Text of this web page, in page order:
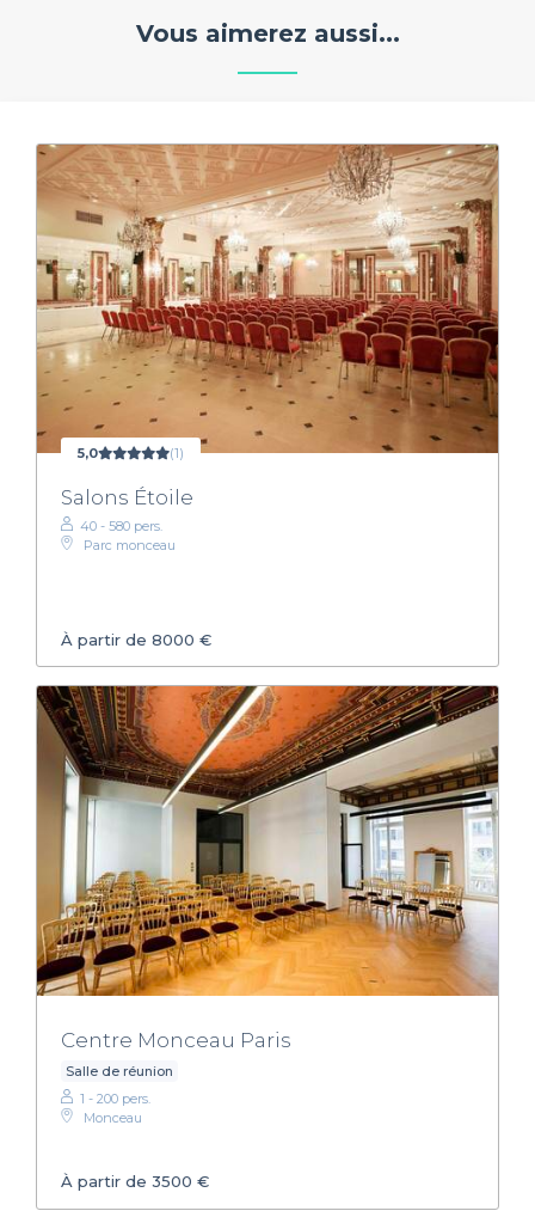
Vous aimerez aussi...
5,0 (1)
Salons Étoile
40 - 580 pers.
Parc monceau
À partir de 8000 €
Centre Monceau Paris
Salle de réunion
1 - 200 pers.
Monceau
À partir de 3500 €